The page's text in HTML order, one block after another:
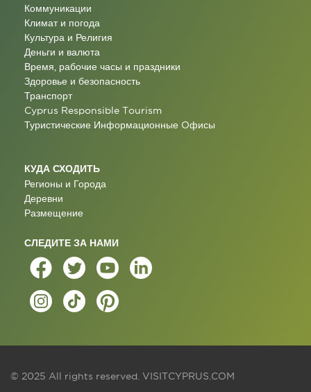
Коммуникации
Климат и погода
Культура и Религия
Деньги и валюта
Время, рабочие часы и праздники
Здоровье и безопасность
Транспорт
Cyprus Responsible Tourism
Туристические Информационные Oфисы
КУДА СХОДИТЬ
Регионы и Города
Деревни
Размещение
СЛЕДИТЕ ЗА НАМИ
© 2025 All rights reserved. VISITCYPRUS.COM